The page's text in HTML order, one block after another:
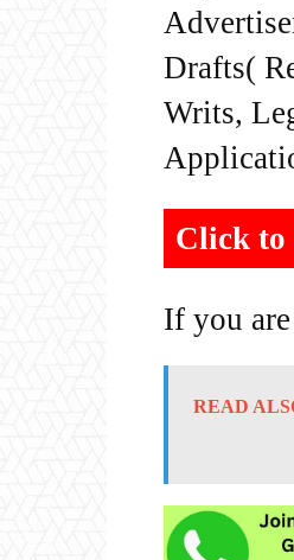
Drafts(
Writs,
Click to
If you
READ